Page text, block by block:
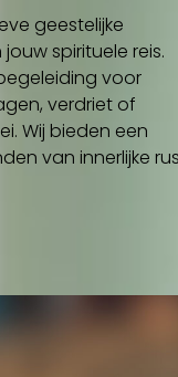
geestelijke
spirituele reis.
voor
verdriet of
Wij bieden een
van innerlijke